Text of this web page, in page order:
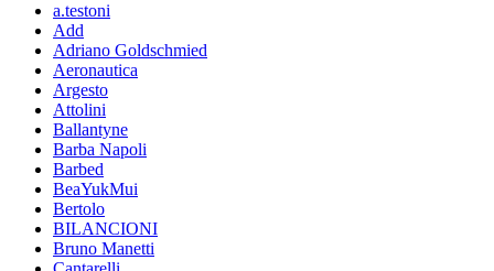
a.testoni
Add
Adriano Goldschmied
Aeronautica
Argesto
Attolini
Ballantyne
Barba Napoli
Barbed
BeaYukMui
Bertolo
BILANCIONI
Bruno Manetti